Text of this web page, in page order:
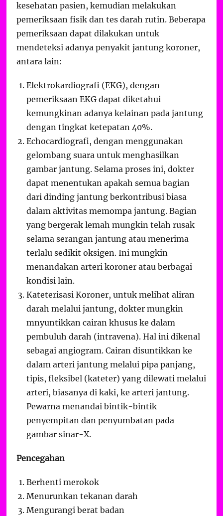
kesehatan pasien, kemudian melakukan
pemeriksaan fisik dan tes darah rutin. Beberapa
pemeriksaan dapat dilakukan untuk
mendeteksi adanya penyakit jantung koroner,
antara lain:
Elektrokardiografi (EKG), dengan
pemeriksaan EKG dapat diketahui
kemungkinan adanya kelainan pada jantung
dengan tingkat ketepatan 40%.
Echocardiografi, dengan menggunakan
gelombang suara untuk menghasilkan
gambar jantung. Selama proses ini, dokter
dapat menentukan apakah semua bagian
dari dinding jantung berkontribusi biasa
dalam aktivitas memompa jantung. Bagian
yang bergerak lemah mungkin telah rusak
selama serangan jantung atau menerima
terlalu sedikit oksigen. Ini mungkin
menandakan arteri koroner atau berbagai
kondisi lain.
Kateterisasi Koroner, untuk melihat aliran
darah melalui jantung, dokter mungkin
mnyuntikkan cairan khusus ke dalam
pembuluh darah (intravena). Hal ini dikenal
sebagai angiogram. Cairan disuntikkan ke
dalam arteri jantung melalui pipa panjang,
tipis, fleksibel (kateter) yang dilewati melalui
arteri, biasanya di kaki, ke arteri jantung.
Pewarna menandai bintik-bintik
penyempitan dan penyumbatan pada
gambar sinar-X.
Pencegahan
Berhenti merokok
Menurunkan tekanan darah
Mengurangi berat badan